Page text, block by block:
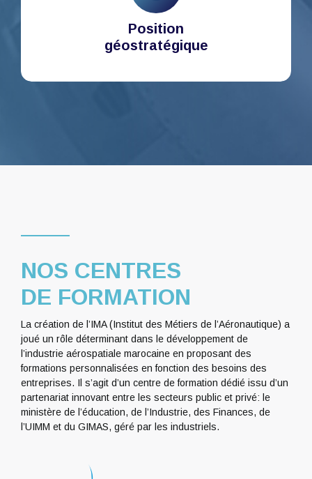
Position
géostratégique
NOS CENTRES
DE FORMATION
La création de l’IMA (Institut des Métiers de l’Aéronautique) a
joué un rôle déterminant dans le développement de
l’industrie aérospatiale marocaine en proposant des
formations personnalisées en fonction des besoins des
entreprises. Il s’agit d’un centre de formation dédié issu d’un
partenariat innovant entre les secteurs public et privé: le
ministère de l’éducation, de l’Industrie, des Finances, de
l’UIMM et du GIMAS, géré par les industriels.